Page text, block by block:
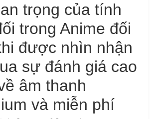
trọng của tính
trong Anime đối
được nhìn nhận
sự đánh giá cao
âm thanh
và miễn phí